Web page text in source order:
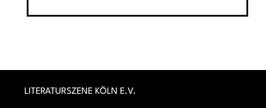
LITERATURSZENE KÖLN E.V.